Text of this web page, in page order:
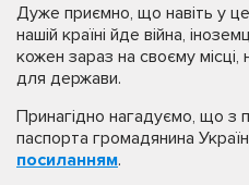
Дуже приємно, що навіть у
нашій країні йде війна,
кожен зараз на своєму
для держави.
Принагідно нагадуємо, що
паспорта громадянина
посиланням.